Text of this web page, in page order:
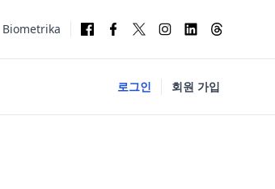
Biometrika
로그인 회원 가입